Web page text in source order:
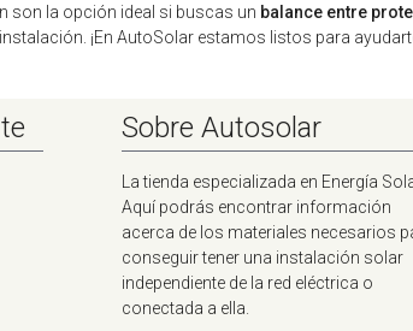
son la opción ideal si buscas un balance entre
¡En AutoSolar estamos listos para
Sobre Autosolar
La tienda especializada en Energía
Aquí podrás encontrar información
acerca de los materiales necesarios
conseguir tener una instalación solar
independiente de la red eléctrica o
conectada a ella.